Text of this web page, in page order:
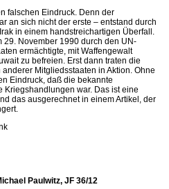
falschen Eindruck. Denn der
an sich nicht der erste – entstand durch
in einem handstreichartigen Überfall.
29. November 1990 durch den UN-
ermächtigte, mit Waffengewalt
zu befreien. Erst dann traten die
Mitgliedsstaaten in Aktion. Ohne
Eindruck, daß die bekannte
Kriegshandlungen war. Das ist eine
das ausgerechnet in einem Artikel, der
Paulwitz, JF 36/12